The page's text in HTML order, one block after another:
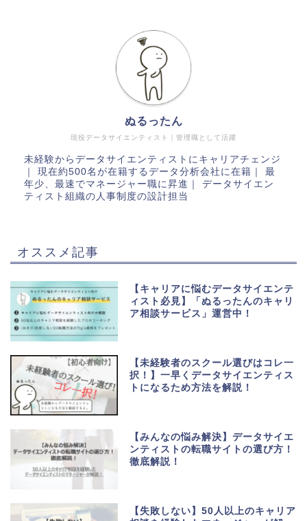
現役データサイエンティスト｜管理職として活躍
ぬるったん
未経験からデータサイエンティストにキャリアチェンジ
｜ 現在約500名が在籍するデータ分析会社に在籍｜ 最
年少、最速でマネージャー職に昇進｜ データサイエン
ティスト組織の人事制度の設計担当
オススメ記事
【キャリアに悩むデータサイエンテ
ィスト必見】「ぬるったんのキャリ
ア相談サービス」運営中！
【未経験者のスクール選びはコレ一
択！】一早くデータサイエンティス
トになるため方法を解説！
【みんなの悩み解決】データサイエ
ンティストの転職サイトの選び方！
徹底解説！
【失敗しない】50人以上のキャリア